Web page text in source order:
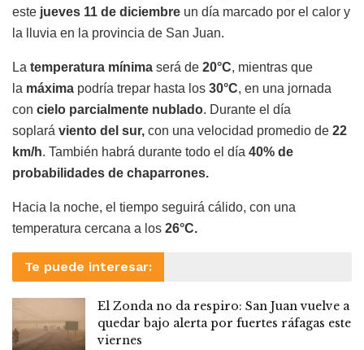
este jueves 11 de diciembre un día marcado por el calor y
la lluvia en la provincia de San Juan.
La temperatura mínima será de 20°C, mientras que
la máxima podría trepar hasta los 30°C, en una jornada
con cielo parcialmente nublado. Durante el día
soplará viento del sur, con una velocidad promedio de 22
km/h. También habrá durante todo el día 40% de
probabilidades de chaparrones.
Hacia la noche, el tiempo seguirá cálido, con una
temperatura cercana a los 26°C.
Te puede interesar:
El Zonda no da respiro: San Juan vuelve a
quedar bajo alerta por fuertes ráfagas este
viernes